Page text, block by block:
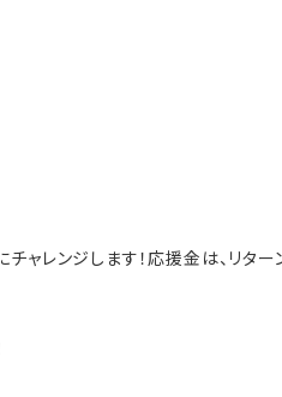
チャレンジします！応援金は、リ